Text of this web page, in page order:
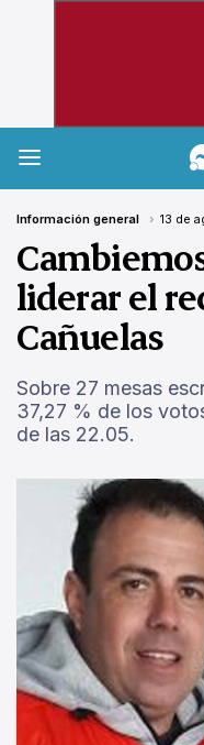
Información general 13 de
liderar el
Cañuelas
Sobre 27 mesas
37,27 % de los
de las 22.05.